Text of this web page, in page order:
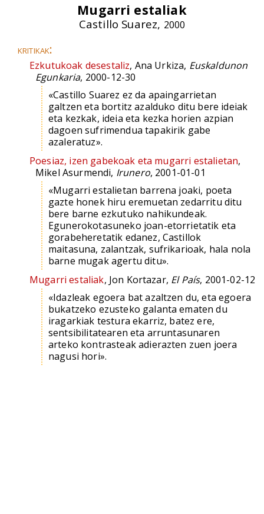
Mugarri estaliak
Castillo Suarez, 2000
kritikak:
Ezkutukoak desestaliz, Ana Urkiza, Euskaldunon
Egunkaria, 2000-12-30
«Castillo Suarez ez da apaingarrietan
galtzen eta bortitz azalduko ditu bere ideiak
eta kezkak, ideia eta kezka horien azpian
dagoen sufrimendua tapakirik gabe
azaleratuz».
Poesiaz, izen gabekoak eta mugarri estalietan,
Mikel Asurmendi, Irunero, 2001-01-01
«Mugarri estalietan barrena joaki, poeta
gazte honek hiru eremuetan zedarritu ditu
bere barne ezkutuko nahikundeak.
Egunerokotasuneko joan-etorrietatik eta
gorabeheretatik edanez, Castillok
maitasuna, zalantzak, sufrikarioak, hala nola
barne mugak agertu ditu».
Mugarri estaliak, Jon Kortazar, El País, 2001-02-12
«Idazleak egoera bat azaltzen du, eta egoera
bukatzeko ezusteko galanta ematen du
iragarkiak testura ekarriz, batez ere,
sentsibilitatearen eta arruntasunaren
arteko kontrasteak adierazten zuen joera
nagusi hori».